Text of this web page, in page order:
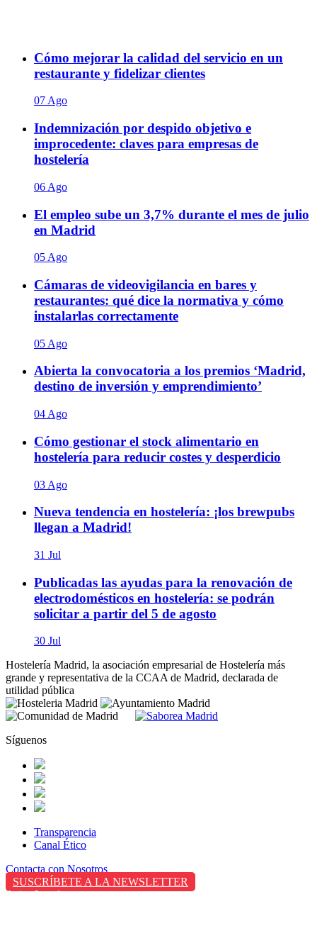
Cómo mejorar la calidad del servicio en un
restaurante y fidelizar clientes
07 Ago
Indemnización por despido objetivo e
improcedente: claves para empresas de
hostelería
06 Ago
El empleo sube un 3,7% durante el mes de julio
en Madrid
05 Ago
Cámaras de videovigilancia en bares y
restaurantes: qué dice la normativa y cómo
instalarlas correctamente
05 Ago
Abierta la convocatoria a los premios ‘Madrid,
destino de inversión y emprendimiento’
04 Ago
Cómo gestionar el stock alimentario en
hostelería para reducir costes y desperdicio
03 Ago
Nueva tendencia en hostelería: ¡los brewpubs
llegan a Madrid!
31 Jul
Publicadas las ayudas para la renovación de
electrodomésticos en hostelería: se podrán
solicitar a partir del 5 de agosto
30 Jul
Hostelería Madrid, la asociación empresarial de Hostelería más
grande y representativa de la CCAA de Madrid, declarada de
utilidad pública
Síguenos
Transparencia
Canal Ético
Contacta con Nosotros
SUSCRÍBETE A LA NEWSLETTER
Aviso Legal